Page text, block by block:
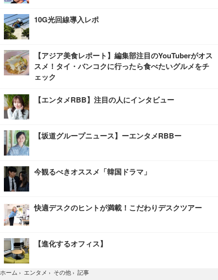
10G光回線導入レポ
【アジア美食レポート】編集部注目のYouTuberがオス
スメ！タイ・バンコクに行ったら食べたいグルメをチ
ェック
【エンタメRBB】注目の人にインタビュー
【坂道グループニュース】ーエンタメRBBー
今観るべきオススメ「韓国ドラマ」
快適デスクのヒントが満載！こだわりデスクツアー
【進化するオフィス】
ホーム › エンタメ › その他 › 記事